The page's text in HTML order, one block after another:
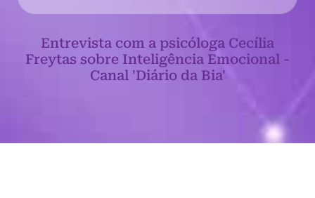
Entrevista com a psicóloga Cecília
Freytas sobre Inteligência Emocional -
Canal 'Diário da Bia'